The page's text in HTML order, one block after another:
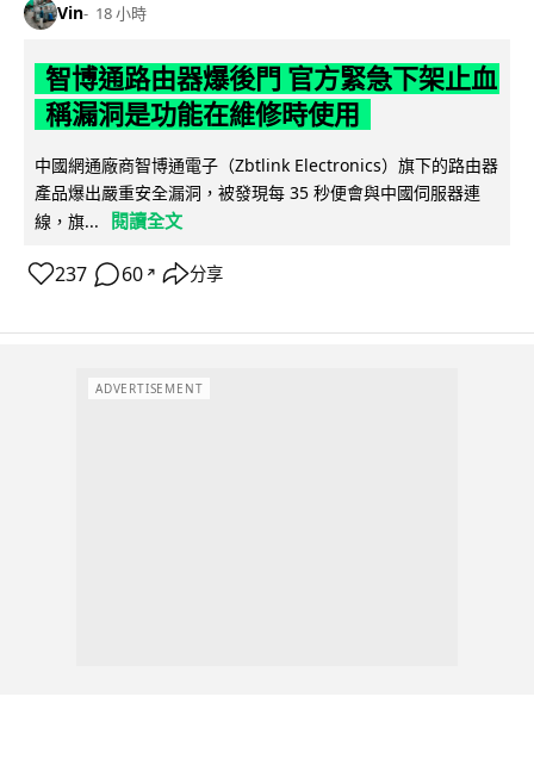
Vin 18 小時
智博通路由器爆後門 官方緊急下架止血
稱漏洞是功能在維修時使用
中國網通廠商智博通電子（Zbtlink Electronics）旗下的路由器
產品爆出嚴重安全漏洞，被發現每 35 秒便會與中國伺服器連
線，旗...
閱讀全文
237 60 ↗ 分享
ADVERTISEMENT